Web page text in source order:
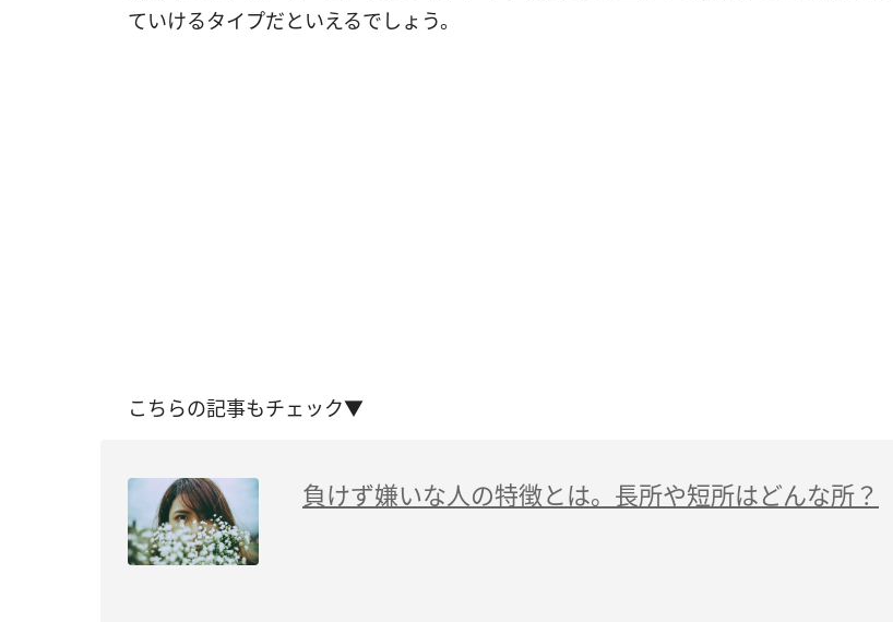
ていけるタイプだといえるでしょう。
こちらの記事もチェック▼
負けず嫌いな人の特徴とは。長所や短所はどんな所？